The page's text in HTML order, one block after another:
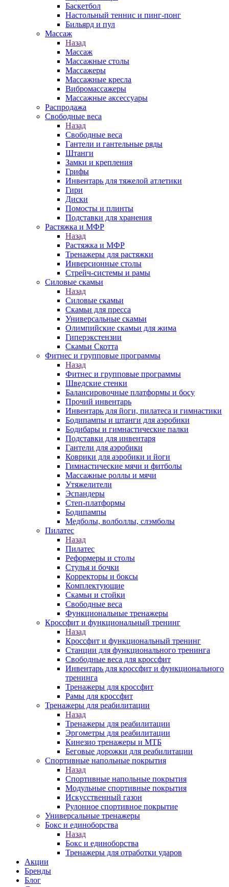
Баскетбол
Настольный теннис и пинг-понг
Бильярд и пул
Массаж
Назад
Массаж
Массажные столы
Массажеры
Массажные кресла
Вибромассажеры
Массажные аксессуары
Распродажа
Свободные веса
Назад
Свободные веса
Гантели и гантельные ряды
Штанги
Замки и крепления
Грифы
Инвентарь для тяжелой атлетики
Гири
Диски
Помосты и плинты
Подставки для хранения
Растяжка и МФР
Назад
Растяжка и МФР
Тренажеры для растяжки
Инверсионные столы
Стрейч-системы и рамы
Силовые скамьи
Назад
Силовые скамьи
Скамьи для пресса
Универсальные скамьи
Олимпийские скамьи для жима
Гиперэкстензии
Скамьи Скотта
Фитнес и групповые программы
Назад
Фитнес и групповые программы
Шведские стенки
Балансировочные платформы и босу
Прочий инвентарь
Инвентарь для йоги, пилатеса и гимнастики
Бодипампы и штанги для аэробики
Бодибары и гимнастические палки
Подставки для инвентаря
Гантели для аэробики
Коврики для аэробики и йоги
Гимнастические мячи и фитболы
Массажные роллы и мячи
Утяжелители
Эспандеры
Степ-платформы
Бодипампы
Медболы, волболлы, слэмболы
Пилатес
Назад
Пилатес
Реформеры и столы
Стулья и бочки
Корректоры и боксы
Комплектующие
Скамьи и стойки
Свободные веса
Функциональные тренажеры
Кроссфит и функциональный тренинг
Назад
Кроссфит и функциональный тренинг
Станции для функционального тренинга
Свободные веса для кроссфит
Инвентарь для кроссфит и функционального
тренинга
Тренажеры для кроссфит
Рамы для кроссфит
Тренажеры для реабилитации
Назад
Тренажеры для реабилитации
Эргометры для реабилитации
Кинезио тренажеры и МТБ
Беговые дорожки для реабилитации
Спортивные напольные покрытия
Назад
Спортивные напольные покрытия
Модульные спортивные покрытия
Искусственный газон
Рулонное спортивное покрытие
Универсальные тренажеры
Бокс и единоборства
Назад
Бокс и единоборства
Тренажеры для отработки ударов
Акции
Бренды
Блог